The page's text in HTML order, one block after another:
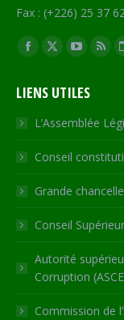
Fax : (+226) 25 37
Trouvez nous sur :
Facebook
opens
in
new
window
X
opens
in
new
window
YouTube
opens
in
new
window
RSS
in
new
LIENS UTILES
L’Assemblée
Conseil
Grande
Conseil
Autorité
Corruption
Commission de